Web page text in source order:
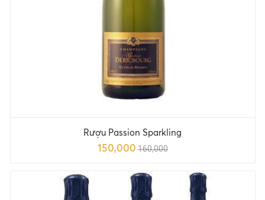
Rượu Passion Sparkling
150,000 160,000